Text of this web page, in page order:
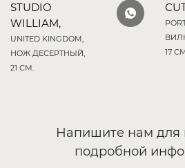
STUDIO
WILLIAM,
UNITED KINGDOM,
НОЖ ДЕСЕРТНЫЙ,
21 СМ.
17
Напишите нам для
подробной